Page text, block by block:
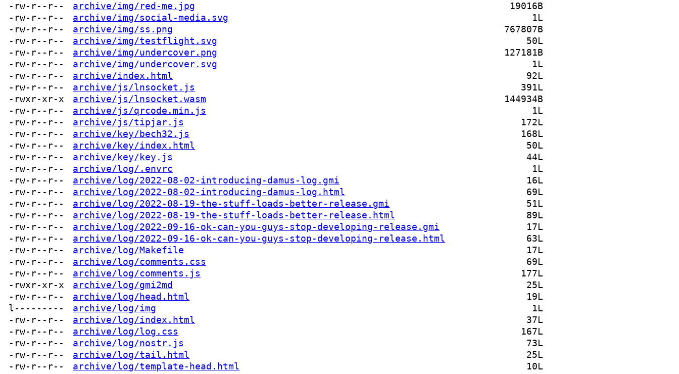
-rw-r--r--
archive/img/red-me.jpg
19016B
-rw-r--r--
archive/img/social-media.svg
1L
-rw-r--r--
archive/img/ss.png
767807B
-rw-r--r--
archive/img/testflight.svg
50L
-rw-r--r--
archive/img/undercover.png
127181B
-rw-r--r--
archive/img/undercover.svg
1L
-rw-r--r--
archive/index.html
92L
-rw-r--r--
archive/js/lnsocket.js
391L
-rwxr-xr-x
archive/js/lnsocket.wasm
144934B
-rw-r--r--
archive/js/qrcode.min.js
1L
-rw-r--r--
archive/js/tipjar.js
172L
-rw-r--r--
archive/key/bech32.js
168L
-rw-r--r--
archive/key/index.html
50L
-rw-r--r--
archive/key/key.js
44L
-rw-r--r--
archive/log/.envrc
1L
-rw-r--r--
archive/log/2022-08-02-introducing-damus-log.gmi
16L
-rw-r--r--
archive/log/2022-08-02-introducing-damus-log.html
69L
-rw-r--r--
archive/log/2022-08-19-the-stuff-loads-better-release.gmi
51L
-rw-r--r--
archive/log/2022-08-19-the-stuff-loads-better-release.html
89L
-rw-r--r--
archive/log/2022-09-16-ok-can-you-guys-stop-developing-release.gmi
17L
-rw-r--r--
archive/log/2022-09-16-ok-can-you-guys-stop-developing-release.html
63L
-rw-r--r--
archive/log/Makefile
17L
-rw-r--r--
archive/log/comments.css
69L
-rw-r--r--
archive/log/comments.js
177L
-rwxr-xr-x
archive/log/gmi2md
25L
-rw-r--r--
archive/log/head.html
19L
l---------
archive/log/img
1L
-rw-r--r--
archive/log/index.html
37L
-rw-r--r--
archive/log/log.css
167L
-rw-r--r--
archive/log/nostr.js
73L
-rw-r--r--
archive/log/tail.html
25L
-rw-r--r--
archive/log/template-head.html
10L